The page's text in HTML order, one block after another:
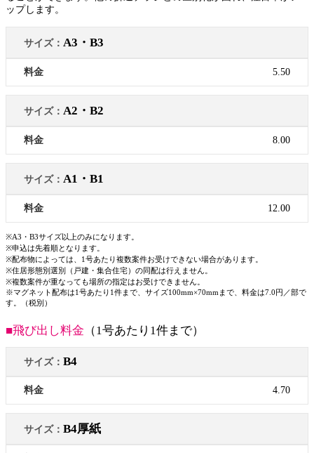
ップします。
A3・B3
5.50
A2・B2
8.00
A1・B1
12.00
※A3・B3サイズ以上のみになります。
※申込は先着順となります。
※配布物によっては、1号あたり複数案件お受けできない場合があります。
※住居形態別選別（戸建・集合住宅）の同配は行えません。
※複数案件が重なっても場所の指定はお受けできません。
※マグネット配布は1号あたり1件まで、サイズ100mm×70mmまで、料金は7.0円／部で
す。（税別）
■飛び出し料金 （1号あたり1件まで）
B4
4.70
B4厚紙